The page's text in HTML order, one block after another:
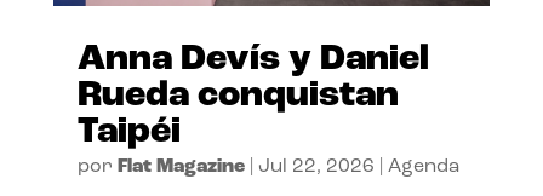
Anna Devís y Daniel
Rueda conquistan
Taipéi
por Flat Magazine| Jul 22, 2026 Agenda